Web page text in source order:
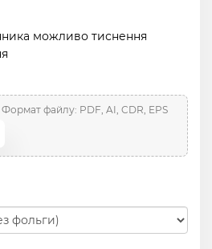
можливо тиснення